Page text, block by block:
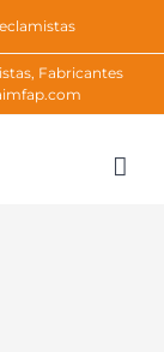
Fabricantes